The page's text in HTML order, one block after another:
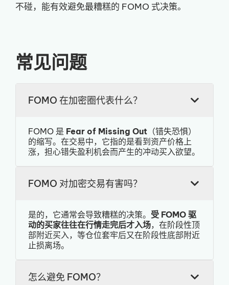
不碰，能有效避免最糟糕的 FOMO 式决策。
常见问题
FOMO 在加密圈代表什么？
FOMO 是 Fear of Missing Out （错失恐惧）
的缩写。在交易中，它指的是看到资产价格上
涨，担心错失盈利机会而产生的冲动买入欲望。
FOMO 对加密交易有害吗？
是的，它通常会导致糟糕的决策。 受 FOMO 驱
动的买家往往在行情走完后才入场，在阶段性顶
部附近买入，等仓位套牢后又在阶段性底部附近
止损离场。
怎么避免 FOMO？